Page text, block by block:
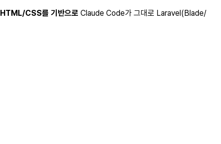
CSS를 기반으로 Claude Code가 그대로 Laravel(Blade/